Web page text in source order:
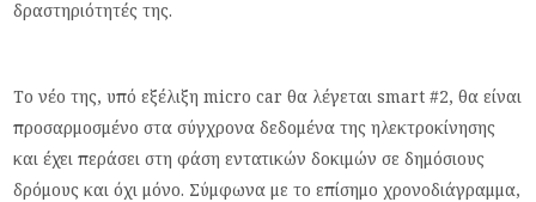
δραστηριότητές της.
Το νέο της, υπό εξέλιξη micro car θα λέγεται smart #2, θα είναι
προσαρμοσμένο στα σύγχρονα δεδομένα της ηλεκτροκίνησης
και έχει περάσει στη φάση εντατικών δοκιμών σε δημόσιους
δρόμους και όχι μόνο. Σύμφωνα με το επίσημο χρονοδιάγραμμα,